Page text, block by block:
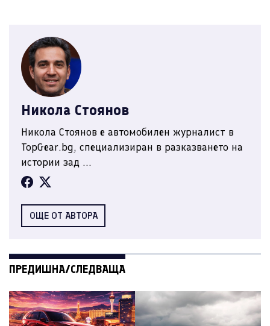
Никола Стоянов
Никола Стоянов е автомобилен журналист в
TopGear.bg, специализиран в разказването на
истории зад ...
ОЩЕ ОТ АВТОРА
ПРЕДИШНА/СЛЕДВАЩА